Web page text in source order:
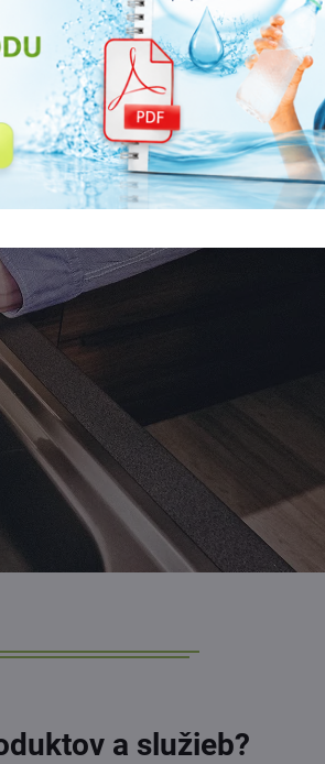
a služieb?